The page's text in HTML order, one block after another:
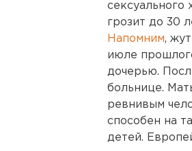
сексуального
грозит до 30
Напомним,
июле
дочерью.
больнице.
ревнивым
способен на
детей.